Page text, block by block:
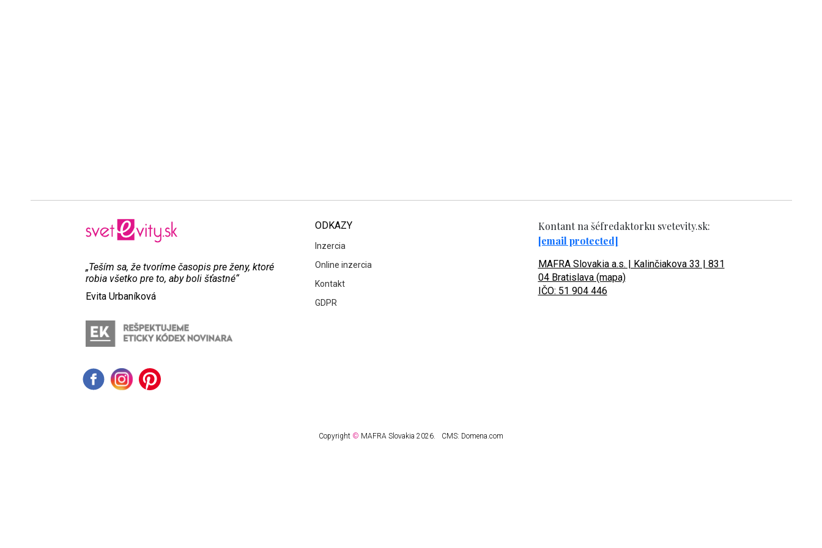
„Teším sa, že tvoríme časopis pre ženy, ktoré
robia všetko pre to, aby boli šťastné“
Evita Urbaníková
ODKAZY
Inzercia
Online inzercia
Kontakt
GDPR
Kontant na šéfredaktorku svetevity.sk:
[email protected]
MAFRA Slovakia a.s. | Kalinčiakova 33 | 831
04 Bratislava (mapa)
IČO: 51 904 446
Copyright © MAFRA Slovakia 2026. CMS: Domena.com